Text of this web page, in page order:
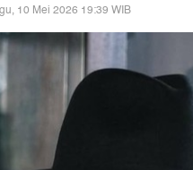
10 Mei 2026 19:39 WIB